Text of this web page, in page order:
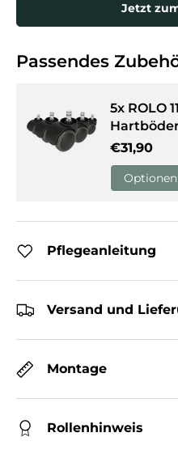
Jetzt
Passendes
5x ROLO
Normaler
€31,90
Pflegeanleitung
Versand und
Montage
Rollenhinweis